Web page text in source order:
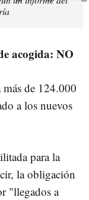
acogida: NO
de 124.000
a los nuevos
para la
la obligación
"llegados a